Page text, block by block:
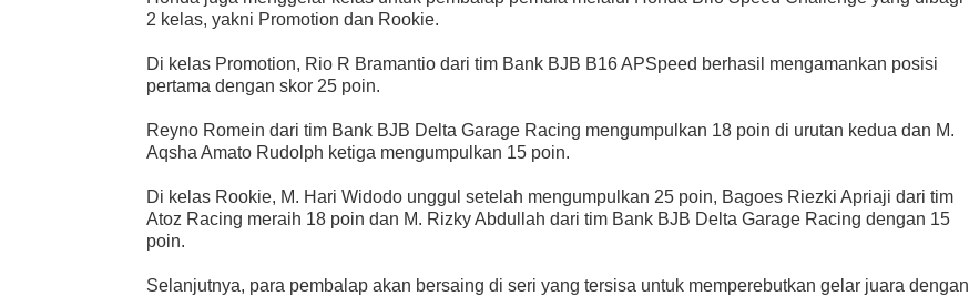
2 kelas, yakni Promotion dan Rookie.
Di kelas Promotion, Rio R Bramantio dari tim Bank BJB B16 APSpeed berhasil mengamankan posisi
pertama dengan skor 25 poin.
Reyno Romein dari tim Bank BJB Delta Garage Racing mengumpulkan 18 poin di urutan kedua dan M.
Aqsha Amato Rudolph ketiga mengumpulkan 15 poin.
Di kelas Rookie, M. Hari Widodo unggul setelah mengumpulkan 25 poin, Bagoes Riezki Apriaji dari tim
Atoz Racing meraih 18 poin dan M. Rizky Abdullah dari tim Bank BJB Delta Garage Racing dengan 15
poin.
Selanjutnya, para pembalap akan bersaing di seri yang tersisa untuk memperebutkan gelar juara dengan